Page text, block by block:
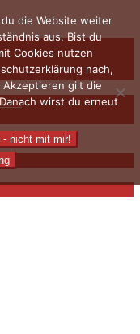
die Website weiter
aus. Bist du
Cookies nutzen
nach,
gilt die
wirst du erneut
- nicht mit mir!